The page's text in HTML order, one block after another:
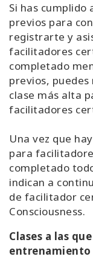
Si has cumplido
previos para
registrarte y
facilitadores
completado
previos,
clase más alta
facilitadores
Una vez que
para
completado
indican a
de facilitador
Consciousness.
Clases a las
entrenamiento